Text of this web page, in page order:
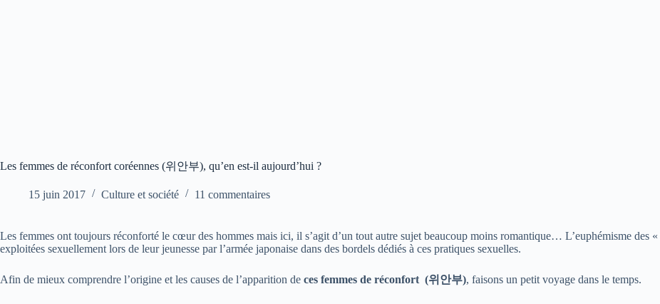
Les femmes de réconfort coréennes (위안부), qu’en est-il aujourd’hui ?
15 juin 2017 Culture et société 11 commentaires
Les femmes ont toujours réconforté le cœur des hommes mais ici, il s’agit d’un tout autre sujet beaucoup moins romantique… L’euphémisme des «
exploitées sexuellement lors de leur jeunesse par l’armée japonaise dans des bordels dédiés à ces pratiques sexuelles.
Afin de mieux comprendre l’origine et les causes de l’apparition de ces femmes de réconfort (위안부), faisons un petit voyage dans le temps.